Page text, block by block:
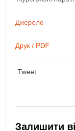
Джерело
Друк / PDF
Tweet
Залишити